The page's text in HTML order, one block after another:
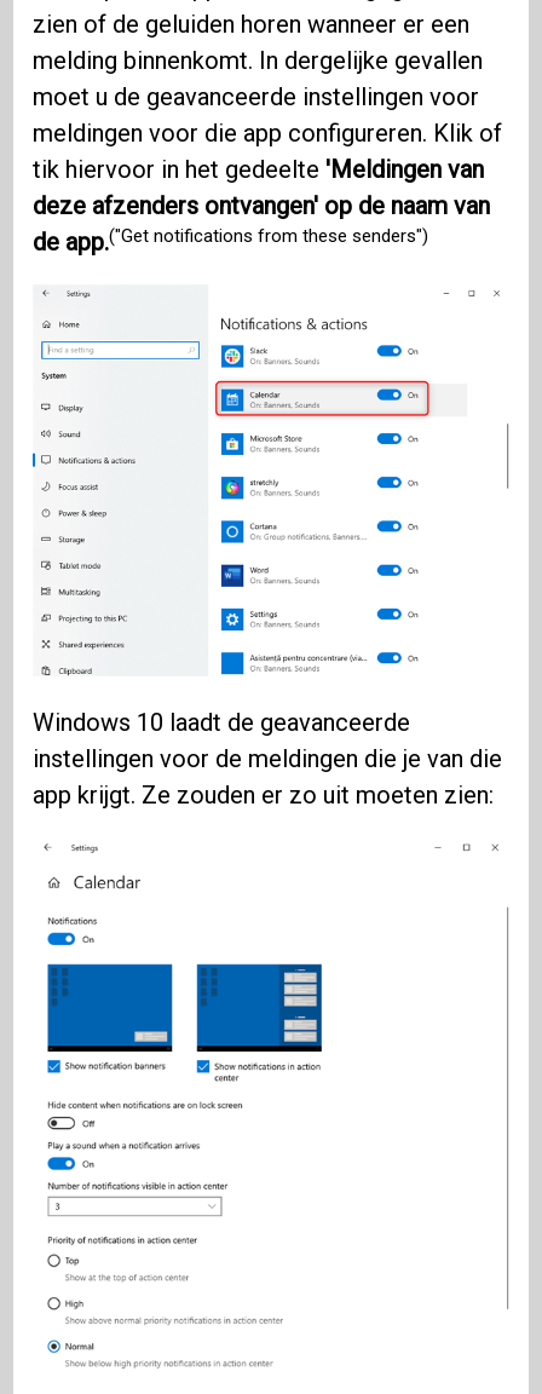
zien of de geluiden horen wanneer er een
melding binnenkomt. In dergelijke gevallen
moet u de geavanceerde instellingen voor
meldingen voor die app configureren. Klik of
tik hiervoor in het gedeelte 'Meldingen van
deze afzenders ontvangen' op de naam van
de app.("Get notifications from these senders")
Windows 10 laadt de geavanceerde
instellingen voor de meldingen die je van die
app krijgt. Ze zouden er zo uit moeten zien: